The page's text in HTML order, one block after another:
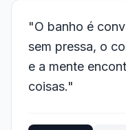
"O banho é
sem pressa, o
e a mente
coisas."